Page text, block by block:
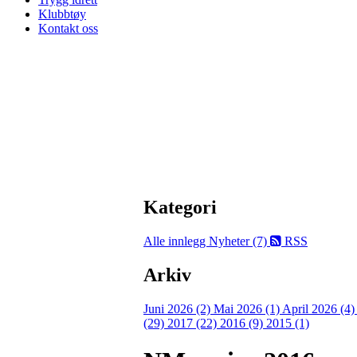
Klubbtøy
Kontakt oss
Kategori
Alle innlegg Nyheter (7) RSS
Arkiv
Juni 2026 (2) Mai 2026 (1) April 2026 (4)
(29) 2017 (22) 2016 (9) 2015 (1)